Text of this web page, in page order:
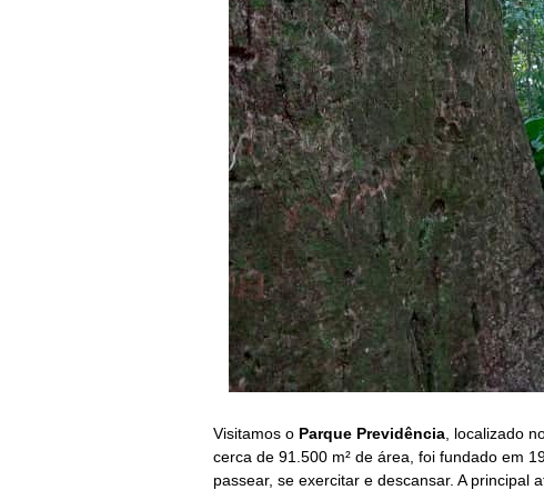
Visitamos o Parque Previdência , localizado
cerca de 91.500 m² de área, foi fundado em
passear, se exercitar e descansar. A principal